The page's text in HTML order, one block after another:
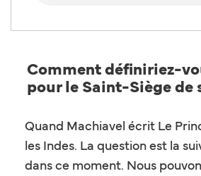
Comment définiriez-
pour le Saint-Siège de
Quand Machiavel écrit Le
les Indes. La question est la
dans ce moment. Nous